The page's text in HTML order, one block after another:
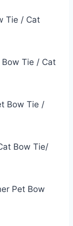
Tie / Cat
Tie / Cat
Bow Tie /
Bow Tie/
Pet Bow